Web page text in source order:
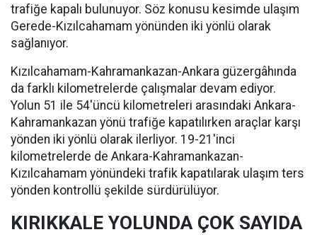
trafiğe kapalı bulunuyor. Söz konusu kesimde ulaşım
Gerede-Kızılcahamam yönünden iki yönlü olarak
sağlanıyor.
Kızılcahamam-Kahramankazan-Ankara güzergâhında
da farklı kilometrelerde çalışmalar devam ediyor.
Yolun 51 ile 54'üncü kilometreleri arasındaki Ankara-
Kahramankazan yönü trafiğe kapatılırken araçlar karşı
yönden iki yönlü olarak ilerliyor. 19-21'inci
kilometrelerde de Ankara-Kahramankazan-
Kızılcahamam yönündeki trafik kapatılarak ulaşım ters
yönden kontrollü şekilde sürdürülüyor.
KIRIKKALE YOLUNDA ÇOK SAYIDA